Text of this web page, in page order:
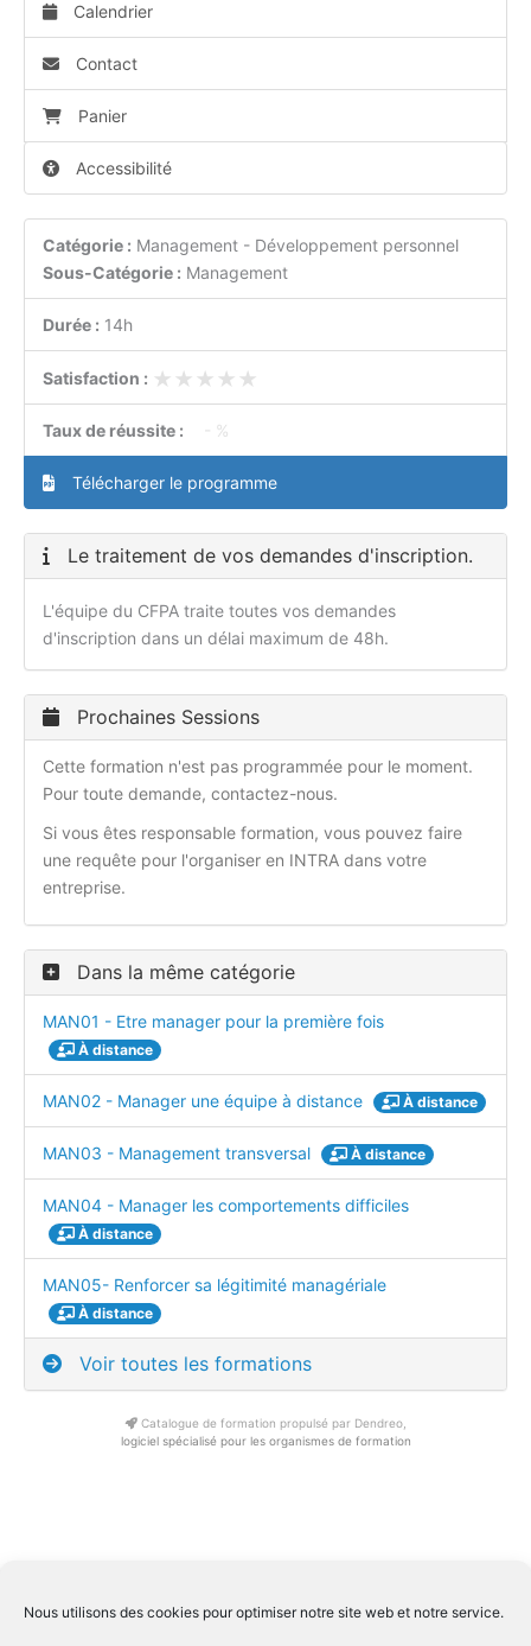
Nous utilisons des cookies pour optimiser notre site web et notre service.
Calendrier
Contact
Panier
Accessibilité
Catégorie : Management - Développement personnel
Sous-Catégorie : Management
Durée : 14h
Satisfaction : ★★★★★
★★★★★
Taux de réussite : - %
Télécharger le programme
Le traitement de vos demandes d'inscription.
L'équipe du CFPA traite toutes vos demandes
d'inscription dans un délai maximum de 48h.
Prochaines Sessions
Cette formation n'est pas programmée pour le moment.
Pour toute demande, contactez-nous.
Si vous êtes responsable formation, vous pouvez faire
une requête pour l'organiser en INTRA dans votre
entreprise.
Dans la même catégorie
MAN01 - Etre manager pour la première fois
À distance
MAN02 - Manager une équipe à distance À distance
MAN03 - Management transversal À distance
MAN04 - Manager les comportements difficiles
À distance
MAN05- Renforcer sa légitimité managériale
À distance
Voir toutes les formations
Catalogue de formation propulsé par Dendreo,
logiciel spécialisé pour les organismes de formation
Conditions générale de ventes Inter|Conditions générale de